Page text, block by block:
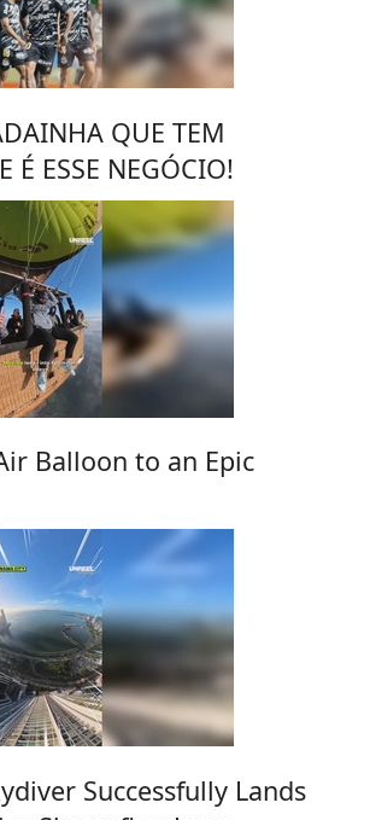
QUE TEM
É ESSE NEGÓCIO!
Balloon to an Epic
Successfully Lands